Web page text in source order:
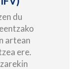
du
artean
ere.